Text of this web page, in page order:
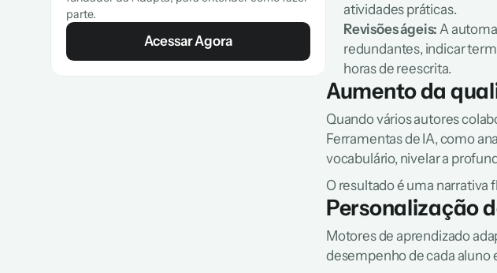
parte.
Acessar Agora
atividades práticas.
Revisões ágeis: A
redundantes, indicar
horas de reescrita.
Aumento da
Quando vários autores
Ferramentas de IA, como
vocabulário, nivelar a
O resultado é uma narrativa
Personalização
Motores de aprendizado
desempenho de cada aluno